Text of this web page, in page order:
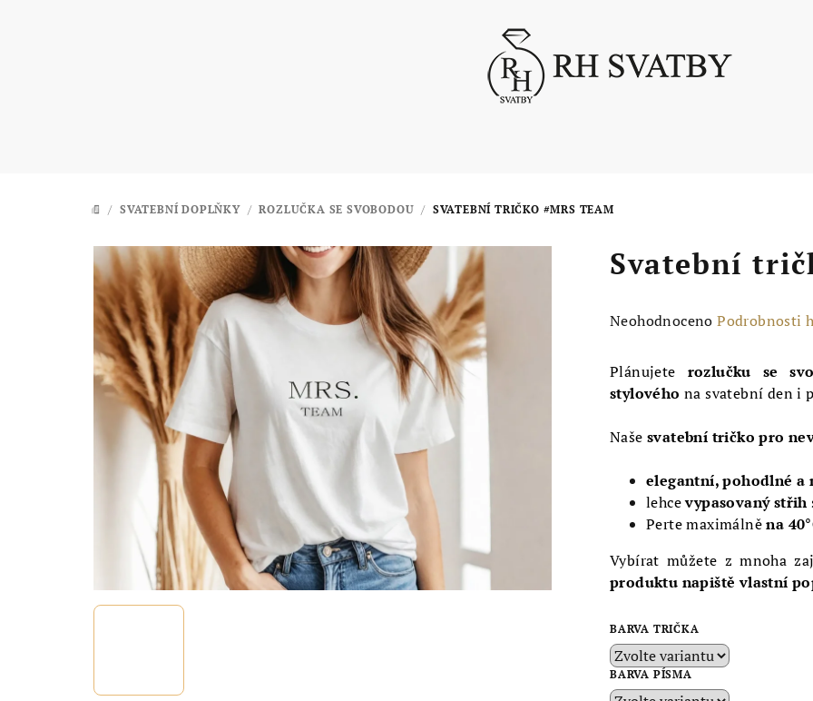
DOMŮ
/ SVATEBNÍ DOPLŇKY / ROZLUČKA SE SVOBODOU / SVATEBNÍ TRIČKO #MRS TEAM
Svatební
Průměrné
produktu
je
0,0
z
hvězdiček.
Neohodnoceno Podrobnosti
Plánujete rozlučku se
stylového na svatební den i
Naše svatební tričko pro
elegantní, pohodlné a
lehcevypasovaný střih
Perte maximálněna
Vybírat můžete z mnoha
produktu napiště vlastní
BARVA TRIČKA
BARVA PÍSMA